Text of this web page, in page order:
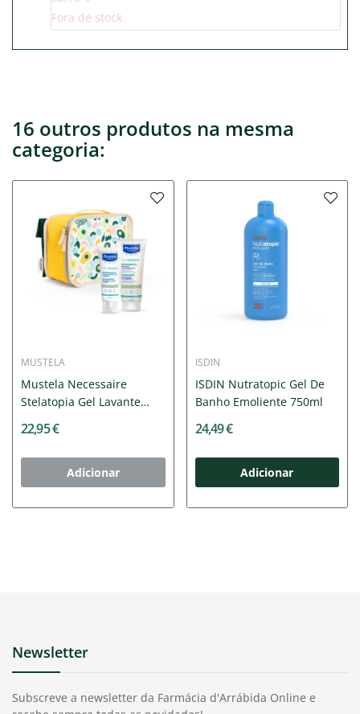
Fora de stock
16 outros produtos na mesma
categoria:
MUSTELA
Mustela Necessaire
Stelatopia Gel Lavante
22,95 €
Adicionar
ISDIN
ISDIN Nutratopic Gel De
Banho Emoliente 750ml
24,49 €
Adicionar
Newsletter
Subscreve a newsletter da Farmácia d'Arrábida Online e